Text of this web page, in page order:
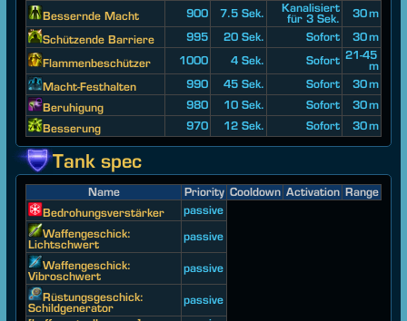
Bessernde Macht
900 7.5 Sek.
Kanalisiert
für 3 Sek.
30 m
Schützende Barriere
995 20 Sek. Sofort
30 m
Flammenbeschützer
1000 4 Sek. Sofort 21-45
m
Macht-Festhalten
990 45 Sek. Sofort
30 m
Beruhigung
980 10 Sek. Sofort
30 m
Besserung
970 12 Sek. Sofort 30 m
Tank spec
Name Priority Cooldown Activation Range
Bedrohungsverstärker
passive
Waffengeschick:
Lichtschwert
passive
Waffengeschick:
Vibroschwert
passive
Rüstungsgeschick:
Schildgenerator
passive